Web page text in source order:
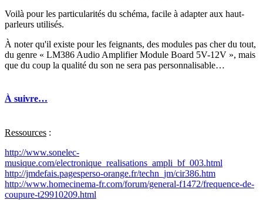
Voilà pour les particularités du schéma, facile à adapter aux haut-
parleurs utilisés.
À noter qu'il existe pour les feignants, des modules pas cher du tout,
du genre « LM386 Audio Amplifier Module Board 5V-12V », mais
que du coup la qualité du son ne sera pas personnalisable…
À suivre…
Ressources :
http://www.sonelec-
musique.com/electronique_realisations_ampli_bf_003.html
http://jmdefais.pagesperso-orange.fr/techn_jm/cir386.htm
http://www.homecinema-fr.com/forum/general-f1472/frequence-de-
coupure-t29910209.html